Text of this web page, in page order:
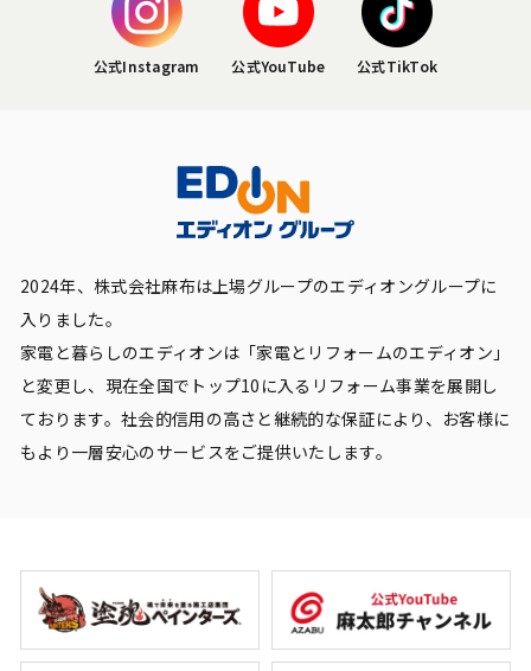
公式Instagram 公式YouTube 公式TikTok
2024年、株式会社麻布は上場グループのエディオングループに
入りました。
家電と暮らしのエディオンは「家電とリフォームのエディオン」
と変更し、現在全国でトップ10に入るリフォーム事業を展開し
ております。社会的信用の高さと継続的な保証により、お客様に
もより一層安心のサービスをご提供いたします。